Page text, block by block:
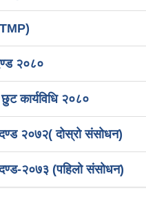
२०८०
छुट कार्यविधि २०८०
२०७२( दोस्रो संसोधन)
२०७३ (पहिलो संसोधन)